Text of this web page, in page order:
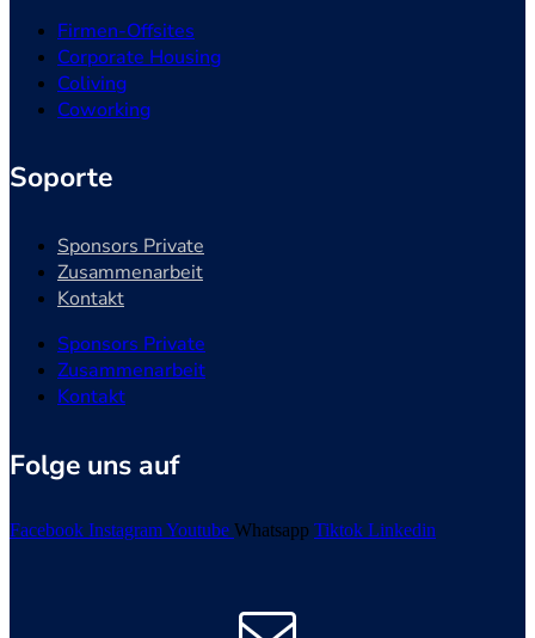
Firmen-Offsites
Corporate Housing
Coliving
Coworking
Soporte
Sponsors Private
Zusammenarbeit
Kontakt
Sponsors Private
Zusammenarbeit
Kontakt
Folge uns auf
Facebook InstagramYoutube Whatsapp Tiktok Linkedin